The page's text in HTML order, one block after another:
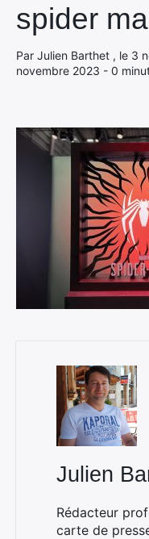
spider
Par Julien Barthet , le 3
novembre 2023 - 0
Julien
Rédacteur
carte de